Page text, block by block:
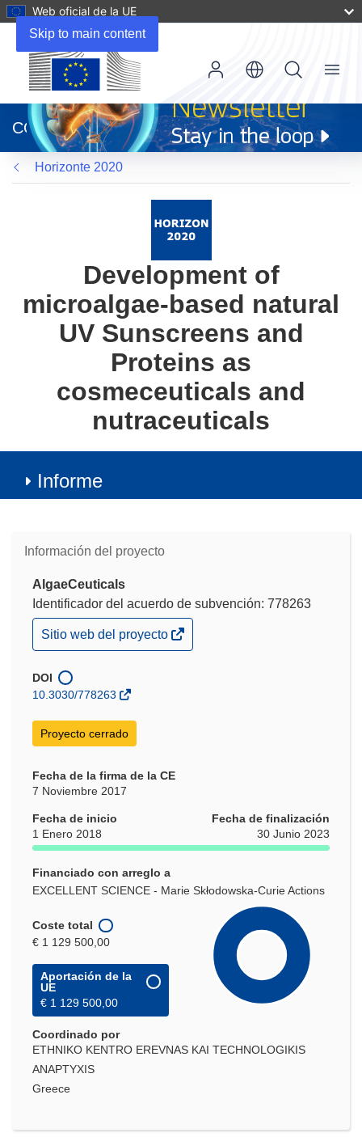
Skip to main content
Web oficial de la UE
abrirá
en
una
nueva
ventana)
CORDIS
Menu
Horizonte 2020
Development of
microalgae-based natural
UV Sunscreens and
Proteins as
cosmeceuticals and
nutraceuticals
Informe
Información del proyecto
AlgaeCeuticals
Identificador del acuerdo de subvención: 778263
(se
abrirá
una
nueva
Sitio web del proyecto
DOI
10.3030/778263
Proyecto cerrado
Fecha de la firma de la CE
7 Noviembre 2017
Fecha de inicio
1 Enero 2018
Fecha de finalización
30 Junio 2023
Financiado con arreglo a
EXCELLENT SCIENCE - Marie Skłodowska-Curie Actions
Coste total
€ 1 129 500,00
Aportación de la
UE
€ 1 129 500,00
Coordinado por
ETHNIKO KENTRO EREVNAS KAI TECHNOLOGIKIS
ANAPTYXIS
Greece